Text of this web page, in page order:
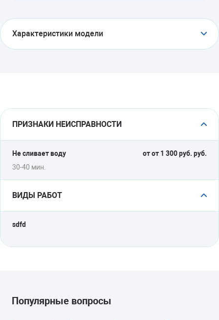
Характеристики модели
КОЛИЧЕСТВО КАМЕР
59.5x60x180 см
КОЛИЧЕСТВО КОМПРЕССОРОВ
1
ПРИЗНАКИ НЕИСПРАВНОСТИ
Не сливает воду
от от 1 300 руб. руб.
30-40 мин.
ВИДЫ РАБОТ
sdfd
Популярные вопросы